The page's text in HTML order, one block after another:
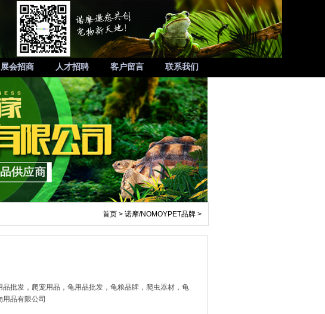
展会招商 人才招聘 客户留言 联系我们
首页 > 诺摩/NOMOYPET品牌 >
批发，爬宠用品，龟用品批发，龟粮品牌，爬虫器材，龟
品有限公司